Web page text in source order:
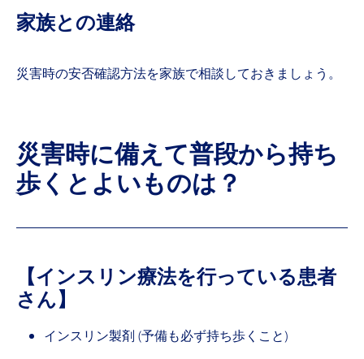
家族との連絡
災害時の安否確認方法を家族で相談しておきましょう。
災害時に備えて普段から持ち
歩くとよいものは？
【インスリン療法を行っている患者
さん】
インスリン製剤 (予備も必ず持ち歩くこと)